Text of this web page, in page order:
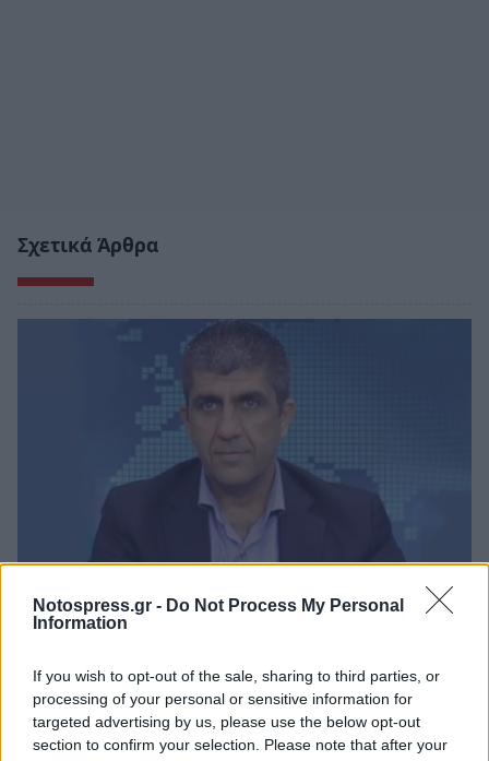
Notospress.gr - Do Not Process My Personal
Information
If you wish to opt-out of the sale, sharing to third parties, or
processing of your personal or sensitive information for
targeted advertising by us, please use the below opt-out
section to confirm your selection. Please note that after your
Σχετικά Άρθρα
Λακωνία: Ο Δημήτρης Μανιατάκος ακούει
δήμαρχος Ευρώτα;
06/08/2026 13:10